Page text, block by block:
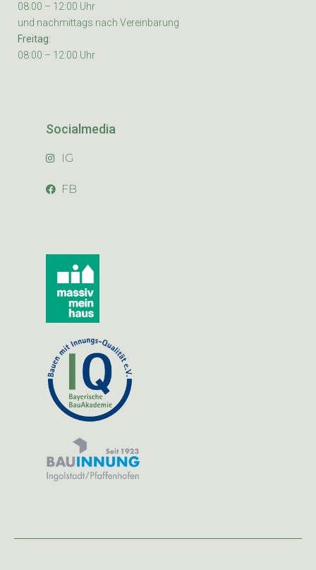
08:00 – 12:00 Uhr
und nachmittags nach Vereinbarung
Freitag:
08:00 – 12:00 Uhr
Socialmedia
IG
FB